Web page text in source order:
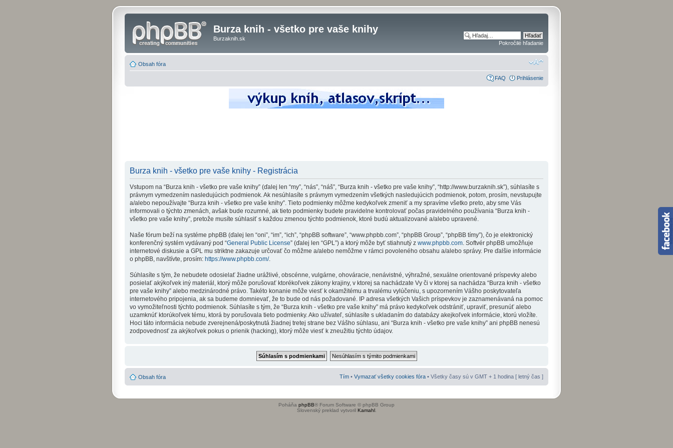
Burza knih - všetko pre vaše knihy
Burzaknih.sk
Pokročilé hľadanie
Obsah fóra
FAQ Prihlásenie
Burza knih - všetko pre vaše knihy - Registrácia
Vstupom na “Burza knih - všetko pre vaše knihy” (ďalej len “my”, “nás”, “náš”, “Burza knih - všetko pre vaše knihy”, “http://www.burzaknih.sk”), súhlasíte s
právnym vymedzením nasledujúcich podmienok. Ak nesúhlasíte s právnym vymedzením všetkých nasledujúcich podmienok, potom, prosím, nevstupujte
a/alebo nepoužívajte “Burza knih - všetko pre vaše knihy”. Tieto podmienky môžme kedykoľvek zmeniť a my spravíme všetko preto, aby sme Vás
informovali o týchto zmenách, avšak bude rozumné, ak tieto podmienky budete pravidelne kontrolovať počas pravidelného používania “Burza knih -
všetko pre vaše knihy”, pretože musíte súhlasiť s každou zmenou týchto podmienok, ktoré budú aktualizované a/alebo upravené.
Naše fórum beží na systéme phpBB (ďalej len “oni”, “im”, “ich”, “phpBB software”, “www.phpbb.com”, “phpBB Group”, “phpBB tímy”), čo je elektronický
konferenčný systém vydávaný pod “General Public License” (ďalej len “GPL”) a ktorý môže byť stiahnutý z www.phpbb.com . Softvér phpBB umožňuje
internetové diskusie a GPL mu striktne zakazuje určovať čo môžme a/alebo nemôžme v rámci povoleného obsahu a/alebo správy. Pre ďalšie informácie
o phpBB, navštívte, prosím: https://www.phpbb.com/.
Súhlasíte s tým, že nebudete odosielať žiadne urážlivé, obscénne, vulgárne, ohováracie, nenávistné, výhražné, sexuálne orientované príspevky alebo
posielať akýkoľvek iný materiál, ktorý môže porušovať ktorékoľvek zákony krajiny, v ktorej sa nachádzate Vy či v ktorej sa nachádza “Burza knih - všetko
pre vaše knihy” alebo medzinárodné právo. Takéto konanie môže viesť k okamžitému a trvalému vylúčeniu, s upozornením Vášho poskytovateľa
internetového pripojenia, ak sa budeme domnievať, že to bude od nás požadované. IP adresa všetkých Vašich príspevkov je zaznamenávaná na pomoc
vo vymožiteľnosti týchto podmienok. Súhlasíte s tým, že “Burza knih - všetko pre vaše knihy” má právo kedykoľvek odstrániť, upraviť, presunúť alebo
uzamknúť ktorúkoľvek tému, ktorá by porušovala tieto podmienky. Ako užívateľ, súhlasíte s ukladaním do databázy akejkoľvek informácie, ktorú vložíte.
Hoci táto informácia nebude zverejnená/poskytnutá žiadnej tretej strane bez Vášho súhlasu, ani “Burza knih - všetko pre vaše knihy” ani phpBB nenesú
zodpovednosť za akýkoľvek pokus o prienik (hacking), ktorý môže viesť k zneužitiu týchto údajov.
Obsah fóra Tím • Vymazať všetky cookies fóra • Všetky časy sú v GMT + 1 hodina [ letný čas ]
Poháňa phpBB® Forum Software © phpBB Group
Slovenský preklad vytvoril Kamahl.